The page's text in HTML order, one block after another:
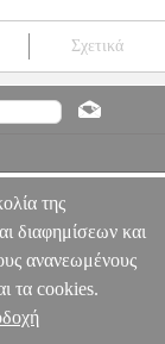
Σχετικά
EVANS
)
της
διαφημίσεων και
ανανεωμένους
τα cookies.